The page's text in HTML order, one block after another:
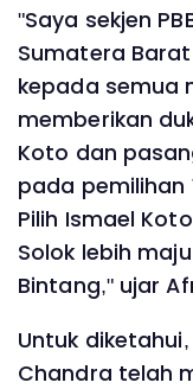
"Saya sekjen
Sumatera
kepada semua
memberikan
Koto dan
pada pemilihan
Pilih Ismael
Solok lebih
Bintang," ujar
Untuk
Chandra telah